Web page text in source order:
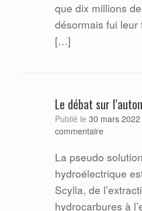
que dix millions
désormais fui
[…]
Le débat sur
Publié le 30 mars 2022
commentaire
La pseudo
hydroélectrique
Scylla, de
hydrocarbures à